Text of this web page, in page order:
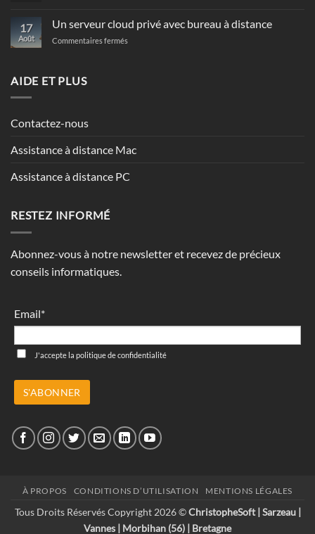
Spam
protection
17
Août
Un serveur cloud privé avec bureau à distance
Commentaires fermés
AIDE ET PLUS
Contactez-nous
Assistance à distance Mac
Assistance à distance PC
RESTEZ INFORMÉ
Abonnez-vous à notre newsletter et recevez de précieux
conseils informatiques.
Email*
J'accepte la politique de confidentialité
À PROPOS CONDITIONS D’UTILISATION MENTIONS LÉGALES
Tous Droits Réservés Copyright 2026 ©ChristopheSoft | Sarzeau |
Vannes | Morbihan (56) | Bretagne